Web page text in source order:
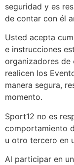
seguridad y es
de contar con él
Usted acepta
e instrucciones
organizadores de
realicen los
manera segura,
momento.
Sport12 no es
comportamiento
u otro tercero en
Al participar en